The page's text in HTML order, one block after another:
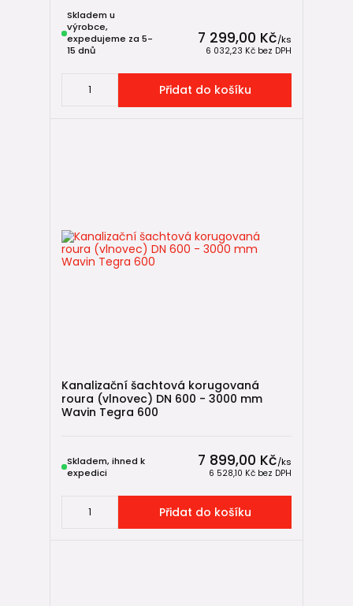
7 299,00 Kč/ks
6 032,23 Kč bez DPH
Skladem u
výrobce,
expedujeme za 5-
15 dnů
Přidat do košíku
Kanalizační šachtová korugovaná
roura (vlnovec) DN 600 - 3000 mm
Wavin Tegra 600
7 899,00 Kč/ks
6 528,10 Kč bez DPH
Skladem, ihned k
expedici
Přidat do košíku